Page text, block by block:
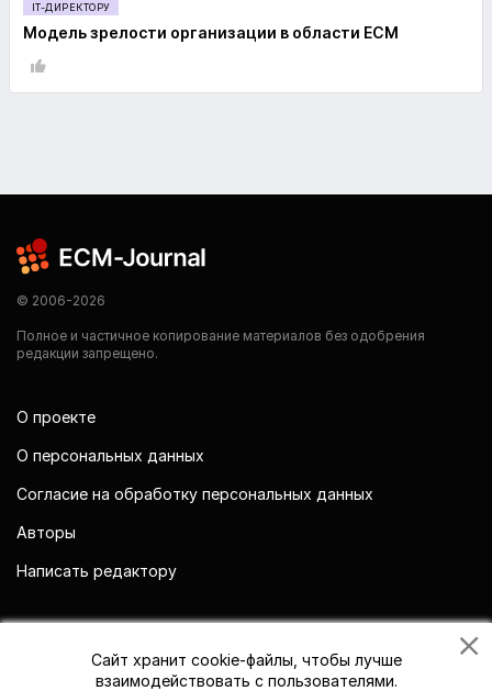
IT-ДИРЕКТОРУ
Модель зрелости организации в области ECM
© 2006-2026
Полное и частичное копирование материалов без одобрения
редакции запрещено.
О проекте
О персональных данных
Согласие на обработку персональных данных
Авторы
Написать редактору
Сайт хранит cookie-файлы, чтобы лучше
взаимодействовать с пользователями.